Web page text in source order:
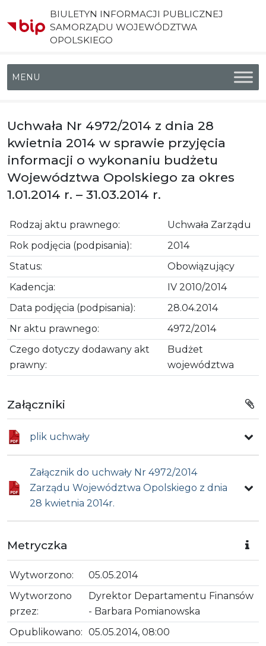
BIULETYN INFORMACJI PUBLICZNEJ
SAMORZĄDU WOJEWÓDZTWA
OPOLSKIEGO
Menu główne
Uchwała Nr 4972/2014 z dnia 28
kwietnia 2014 w sprawie przyjęcia
informacji o wykonaniu budżetu
Województwa Opolskiego za okres
1.01.2014 r. – 31.03.2014 r.
Rodzaj aktu prawnego:
Uchwała Zarządu
Rok podjęcia (podpisania):
2014
Status:
Obowiązujący
Kadencja:
IV 2010/2014
Data podjęcia (podpisania):
28.04.2014
Nr aktu prawnego:
4972/2014
Czego dotyczy dodawany akt
prawny:
Budżet
województwa
Załączniki
plik uchwały
Załącznik do uchwały Nr 4972/2014
Zarządu Województwa Opolskiego z dnia
28 kwietnia 2014r.
Metryczka
Wytworzono:
05.05.2014
Wytworzono
przez:
Dyrektor Departamentu Finansów
- Barbara Pomianowska
Opublikowano: 05.05.2014, 08:00